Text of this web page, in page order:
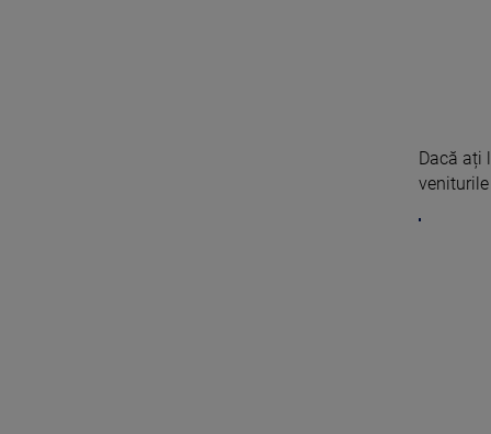
Dacă ați